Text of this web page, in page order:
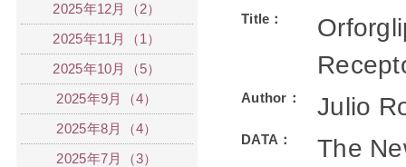
Title：
Author： Julio
DATA：
The
2025年12月（2）
2025年11月（1）
2025年10月（5）
2025年9月（4）
2025年8月（4）
2025年7月（3）